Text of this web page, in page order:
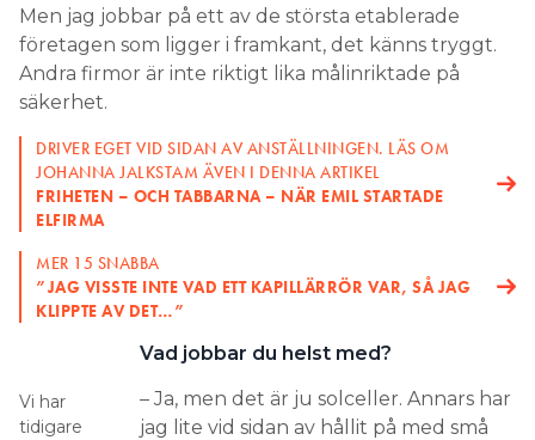
Men jag jobbar på ett av de största etablerade
företagen som ligger i framkant, det känns tryggt.
Andra firmor är inte riktigt lika målinriktade på
säkerhet.
DRIVER EGET VID SIDAN AV ANSTÄLLNINGEN. LÄS OM
JOHANNA JALKSTAM ÄVEN I DENNA ARTIKEL
FRIHETEN – OCH TABBARNA – NÄR EMIL STARTADE
ELFIRMA
MER 15 SNABBA
”JAG VISSTE INTE VAD ETT KAPILLÄRRÖR VAR, SÅ JAG
KLIPPTE AV DET…”
Vi har
tidigare
Vad jobbar du helst med?
– Ja, men det är ju solceller. Annars har
jag lite vid sidan av hållit på med små